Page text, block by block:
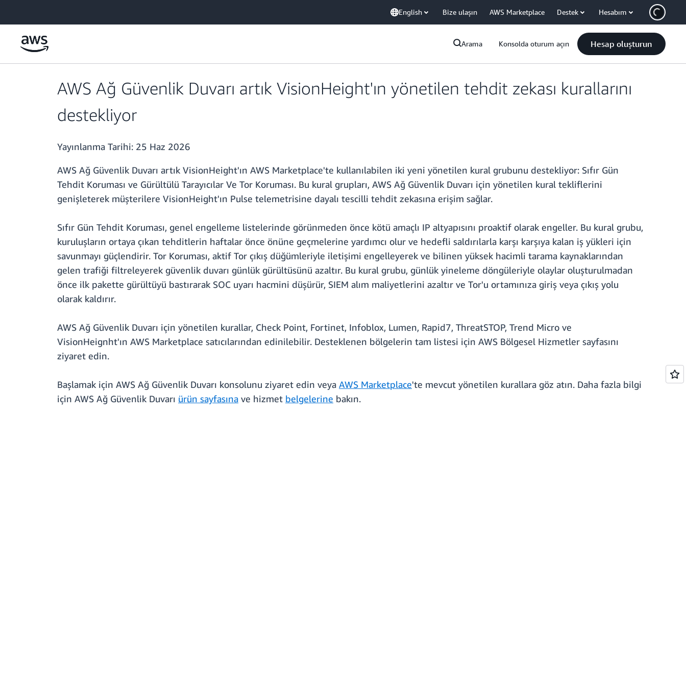
English Bize ulaşın AWS Marketplace Destek Hesabım
Arama Konsolda oturum açın Hesap oluşturun
AWS Ağ Güvenlik Duvarı artık VisionHeight'ın yönetilen tehdit zekası kurallarını
destekliyor
Yayınlanma Tarihi: 25 Haz 2026
AWS Ağ Güvenlik Duvarı artık VisionHeight'ın AWS Marketplace'te kullanılabilen iki yeni yönetilen kural grubunu destekliyor: Sıfır Gün
Tehdit Koruması ve Gürültülü Tarayıcılar Ve Tor Koruması. Bu kural grupları, AWS Ağ Güvenlik Duvarı için yönetilen kural tekliflerini
genişleterek müşterilere VisionHeight'ın Pulse telemetrisine dayalı tescilli tehdit zekasına erişim sağlar.
Sıfır Gün Tehdit Koruması, genel engelleme listelerinde görünmeden önce kötü amaçlı IP altyapısını proaktif olarak engeller. Bu kural grubu,
kuruluşların ortaya çıkan tehditlerin haftalar önce önüne geçmelerine yardımcı olur ve hedefli saldırılarla karşı karşıya kalan iş yükleri için
savunmayı güçlendirir. Tor Koruması, aktif Tor çıkış düğümleriyle iletişimi engelleyerek ve bilinen yüksek hacimli tarama kaynaklarından
gelen trafiği filtreleyerek güvenlik duvarı günlük gürültüsünü azaltır. Bu kural grubu, günlük yineleme döngüleriyle olaylar oluşturulmadan
önce ilk pakette gürültüyü bastırarak SOC uyarı hacmini düşürür, SIEM alım maliyetlerini azaltır ve Tor'u ortamınıza giriş veya çıkış yolu
olarak kaldırır.
AWS Ağ Güvenlik Duvarı için yönetilen kurallar, Check Point, Fortinet, Infoblox, Lumen, Rapid7, ThreatSTOP, Trend Micro ve
VisionHeignht'ın AWS Marketplace satıcılarından edinilebilir. Desteklenen bölgelerin tam listesi için AWS Bölgesel Hizmetler sayfasını
ziyaret edin.
Başlamak için AWS Ağ Güvenlik Duvarı konsolunu ziyaret edin veya AWS Marketplace'te mevcut yönetilen kurallara göz atın. Daha fazla bilgi
için AWS Ağ Güvenlik Duvarı ürün sayfasına ve hizmet belgelerine bakın.